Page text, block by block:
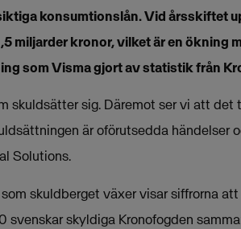
konsumtionslån. Vid årsskiftet
miljarder kronor, vilket är en ökning
som Visma gjort av statistik från
skuldsätter sig. Däremot ser vi att
är oförutsedda händelser
Solutions.
skuldberget växer visar siffrorna
skyldiga Kronofogden